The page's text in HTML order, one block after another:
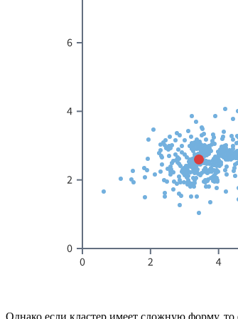
Однако если кластер имеет сложную форму, то